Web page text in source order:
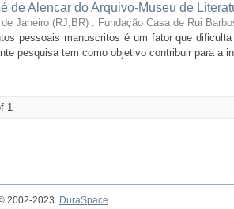
de Alencar do Arquivo-Museu de
de Janeiro (RJ,BR) : Fundação Casa de Rui
pessoais manuscritos é um fator que
pesquisa tem como objetivo contribuir para a
1
2002-2023
DuraSpace